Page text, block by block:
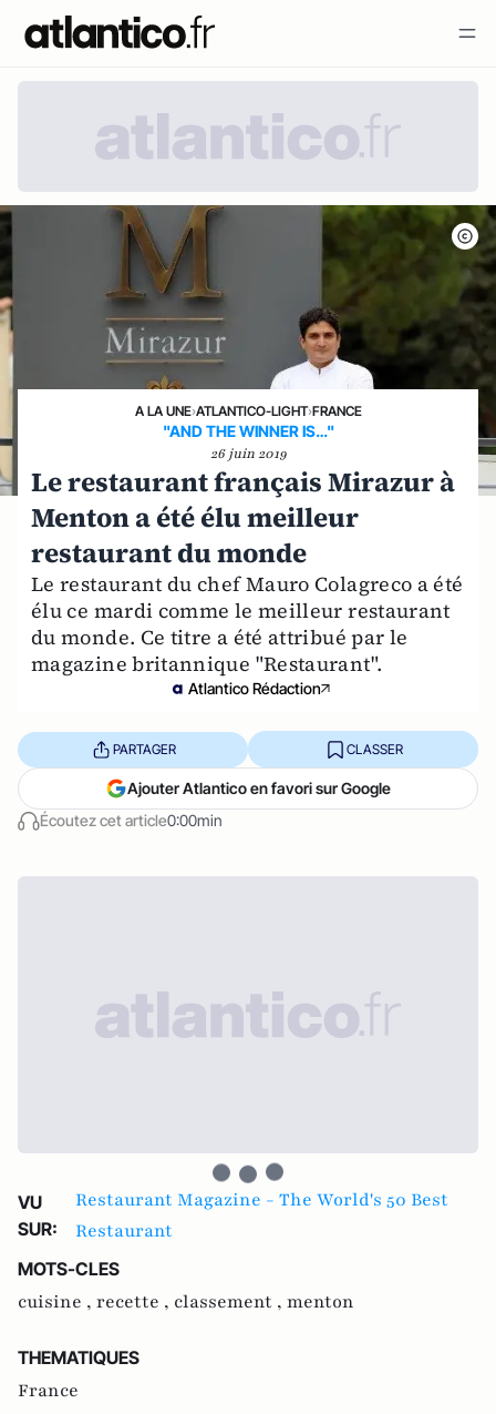
A LA UNE›ATLANTICO-LIGHT›FRANCE
"AND THE WINNER IS…"
26 juin 2019
Le restaurant français Mirazur à
Menton a été élu meilleur
restaurant du monde
Le restaurant du chef Mauro Colagreco a été
élu ce mardi comme le meilleur restaurant
du monde. Ce titre a été attribué par le
magazine britannique "Restaurant".
Atlantico Rédaction
Écoutez cet article0:00min
PARTAGER CLASSER
Ajouter Atlantico en favori sur Google
VU
SUR:
Restaurant Magazine - The World's 50 Best
Restaurant
MOTS-CLES
cuisine , recette , classement , menton
THEMATIQUES
France